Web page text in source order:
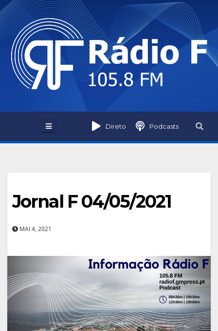
Skip
to
content
Direto Podcasts
Jornal F 04/05/2021
MAI 4, 2021